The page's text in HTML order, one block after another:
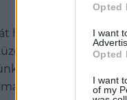
Opted
I want
Opted
I want
of my
hatékony eszköz,
és az
Pink, Boy
önmagukon